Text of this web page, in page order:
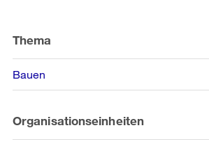
Informationen
Thema
Bauen
Organisationseinheiten